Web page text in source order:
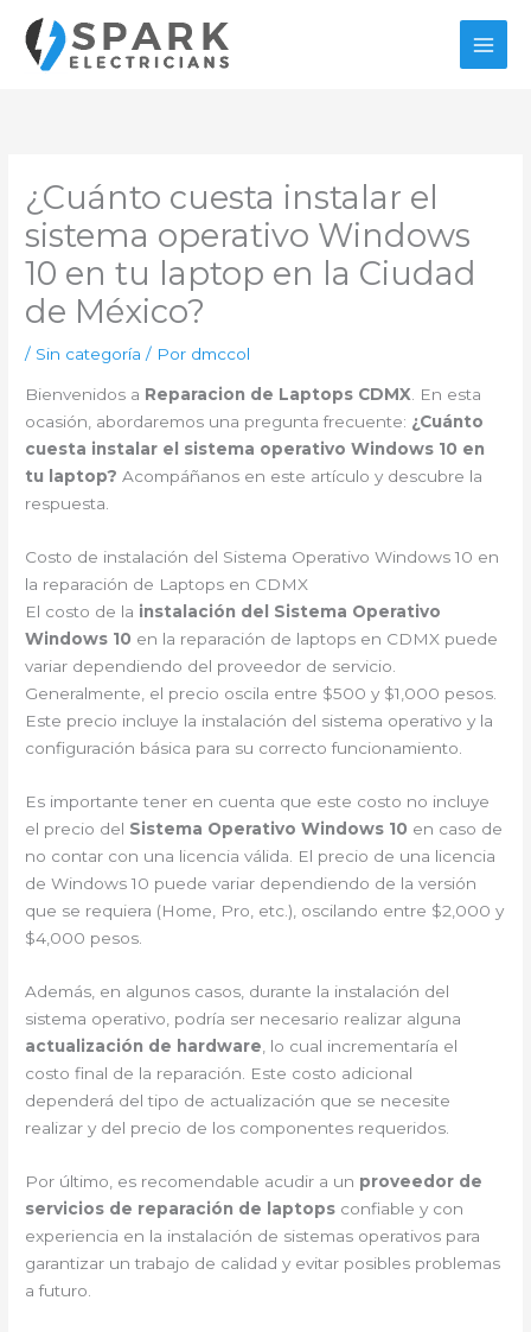
contenido
¿Cuánto cuesta instalar el
sistema operativo Windows
10 en tu laptop en la Ciudad
de México?
/ Sin categoría / Por dmccol
Bienvenidos a Reparacion de Laptops CDMX. En esta
ocasión, abordaremos una pregunta frecuente: ¿Cuánto
cuesta instalar el sistema operativo Windows 10 en
tu laptop? Acompáñanos en este artículo y descubre la
respuesta.
Costo de instalación del Sistema Operativo Windows 10 en
la reparación de Laptops en CDMX
El costo de la instalación del Sistema Operativo
Windows 10 en la reparación de laptops en CDMX puede
variar dependiendo del proveedor de servicio.
Generalmente, el precio oscila entre $500 y $1,000 pesos.
Este precio incluye la instalación del sistema operativo y la
configuración básica para su correcto funcionamiento.
Es importante tener en cuenta que este costo no incluye
el precio del Sistema Operativo Windows 10 en caso de
no contar con una licencia válida. El precio de una licencia
de Windows 10 puede variar dependiendo de la versión
que se requiera (Home, Pro, etc.), oscilando entre $2,000 y
$4,000 pesos.
Además, en algunos casos, durante la instalación del
sistema operativo, podría ser necesario realizar alguna
actualización de hardware , lo cual incrementaría el
costo final de la reparación. Este costo adicional
dependerá del tipo de actualización que se necesite
realizar y del precio de los componentes requeridos.
Por último, es recomendable acudir a un proveedor de
servicios de reparación de laptops confiable y con
experiencia en la instalación de sistemas operativos para
garantizar un trabajo de calidad y evitar posibles problemas
a futuro.